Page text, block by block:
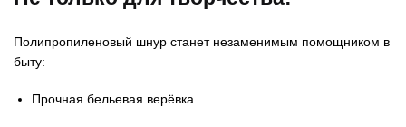
Полипропиленовый шнур станет незаменимым помощником в
быту:
Прочная бельевая верёвка